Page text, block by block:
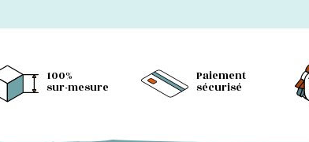
100%
sur-mesure
Paiement
sécurisé